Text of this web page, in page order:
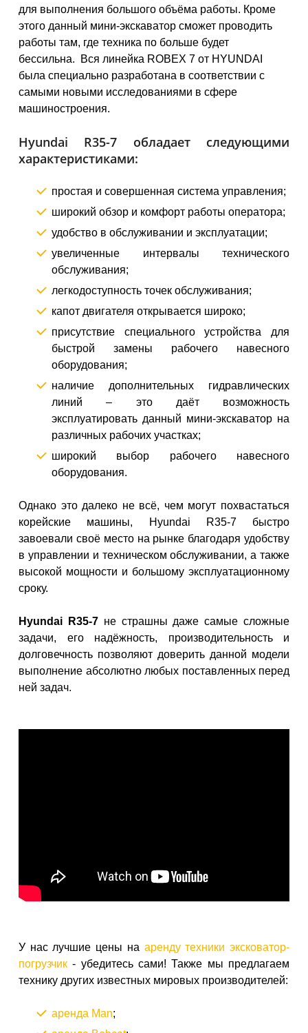
для выполнения большого объёма работы. Кроме
этого данный мини-экскаватор сможет проводить
работы там, где техника по больше будет
бессильна. Вся линейка ROBEX 7 от HYUNDAI
была специально разработана в соответствии с
самыми новыми исследованиями в сфере
машиностроения.
Hyundai R35-7 обладает следующими
характеристиками:
простая и совершенная система управления;
широкий обзор и комфорт работы оператора;
удобство в обслуживании и эксплуатации;
увеличенные интервалы технического
обслуживания;
легкодоступность точек обслуживания;
капот двигателя открывается широко;
присутствие специального устройства для
быстрой замены рабочего навесного
оборудования;
наличие дополнительных гидравлических
линий – это даёт возможность
эксплуатировать данный мини-экскаватор на
различных рабочих участках;
широкий выбор рабочего навесного
оборудования.
Однако это далеко не всё, чем могут похвастаться
корейские машины, Hyundai R35-7 быстро
завоевали своё место на рынке благодаря удобству
в управлении и техническом обслуживании, а также
высокой мощности и большому эксплуатационному
сроку.
Hyundai R35-7не страшны даже самые сложные
задачи, его надёжность, производительность и
долговечность позволяют доверить данной модели
выполнение абсолютно любых поставленных перед
ней задач.
У нас лучшие цены на аренду техники эксковатор-
погрузчик - убедитесь сами! Также мы предлагаем
технику других известных мировых производителей:
аренда Man;